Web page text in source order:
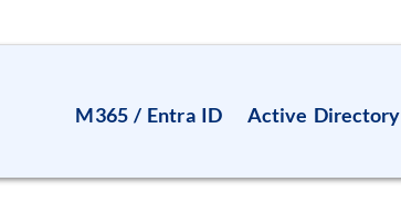
M365 / Entra ID Active Directory